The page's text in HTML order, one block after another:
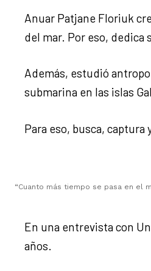
Anuar Patjane Floriuk
del mar. Por eso, dedica
Además, estudió
submarina en las islas
Para eso, busca,
“Cuanto más tiempo se pasa en el
En una entrevista con
años.